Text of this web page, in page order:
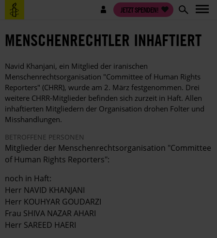
Direkt
zum
Benutzermenü JETZT SPENDEN!
MENSCHENRECHTLER INHAFTIERT
Navid Khanjani, ein Mitglied der iranischen
Menschenrechtsorganisation "Committee of Human Rights
Reporters" (CHRR), wurde am 2. März festgenommen. Drei
weitere CHRR-Mitglieder befinden sich zurzeit in Haft. Allen
inhaftierten Mitgliedern der Organisation drohen Folter und
Misshandlungen.
BETROFFENE PERSONEN
Mitglieder der Menschenrechtsorganisation "Committee
of Human Rights Reporters":
noch in Haft:
Herr NAVID KHANJANI
Herr KOUHYAR GOUDARZI
Frau SHIVA NAZAR AHARI
Herr SAREED HAERI